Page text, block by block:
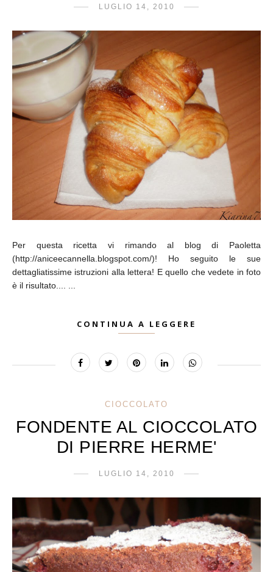
LUGLIO 14, 2010
Per questa ricetta vi rimando al blog di Paoletta
(http://aniceecannella.blogspot.com/)! Ho seguito le sue
dettagliatissime istruzioni alla lettera! E quello che vedete in foto
è il risultato.... ...
CONTINUA A LEGGERE
CIOCCOLATO
FONDENTE AL CIOCCOLATO
DI PIERRE HERME'
LUGLIO 14, 2010